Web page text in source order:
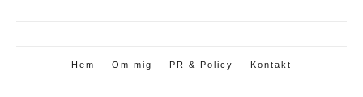
Hem Om mig PR & Policy Kontakt